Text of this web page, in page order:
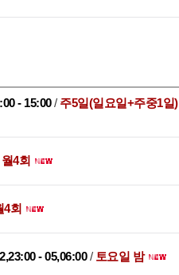
- 15:00/ 주5일(일요일+주중1일)
월4회
4회
- 05,06:00/ 토요일 밤